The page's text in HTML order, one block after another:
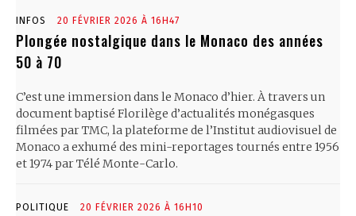
INFOS 20 FÉVRIER 2026 À 16H47
Plongée nostalgique dans le Monaco des années
50 à 70
C’est une immersion dans le Monaco d’hier. À travers un
document baptisé Florilège d’actualités monégasques
filmées par TMC, la plateforme de l’Institut audiovisuel de
Monaco a exhumé des mini-reportages tournés entre 1956
et 1974 par Télé Monte-Carlo.
POLITIQUE 20 FÉVRIER 2026 À 16H10